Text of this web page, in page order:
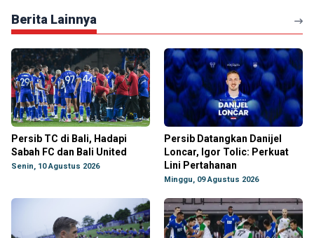
Berita Lainnya
Persib TC di Bali, Hadapi
Sabah FC dan Bali United
Senin, 10 Agustus 2026
Persib Datangkan Danijel
Loncar, Igor Tolic: Perkuat
Lini Pertahanan
Minggu, 09 Agustus 2026